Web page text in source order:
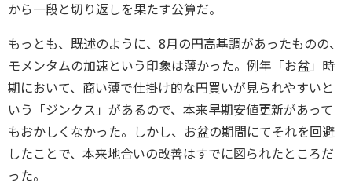
から一段と切り返しを果たす公算だ。
もっとも、既述のように、8月の円高基調があったものの、
モメンタムの加速という印象は薄かった。例年「お盆」時
期において、商い薄で仕掛け的な円買いが見られやすいと
いう「ジンクス」があるので、本来早期安値更新があって
もおかしくなかった。しかし、お盆の期間にてそれを回避
したことで、本来地合いの改善はすでに図られたところだ
った。